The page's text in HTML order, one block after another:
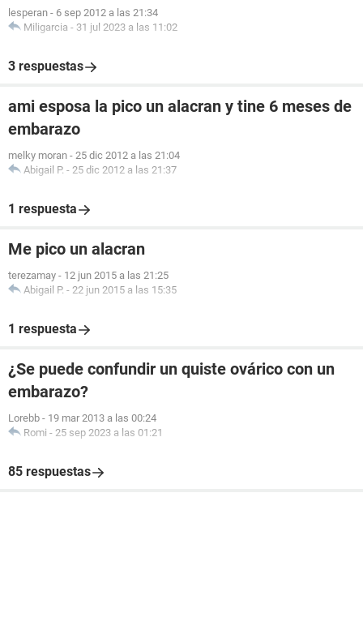
lesperan - 6 sep 2012 a las 21:34
Miligarcia - 31 jul 2023 a las 11:02
3 respuestas
ami esposa la pico un alacran y tine 6 meses de
embarazo
melky moran - 25 dic 2012 a las 21:04
Abigail P. - 25 dic 2012 a las 21:37
1 respuesta
Me pico un alacran
terezamay - 12 jun 2015 a las 21:25
Abigail P. - 22 jun 2015 a las 15:35
1 respuesta
¿Se puede confundir un quiste ovárico con un
embarazo?
Lorebb - 19 mar 2013 a las 00:24
Romi - 25 sep 2023 a las 01:21
85 respuestas